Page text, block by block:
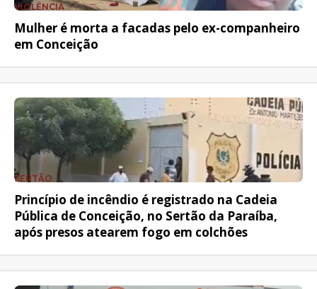
VIOLÊNCIA
Mulher é morta a facadas pelo ex-companheiro
em Conceição
SERTÃO
Princípio de incêndio é registrado na Cadeia
Pública de Conceição, no Sertão da Paraíba,
após presos atearem fogo em colchões